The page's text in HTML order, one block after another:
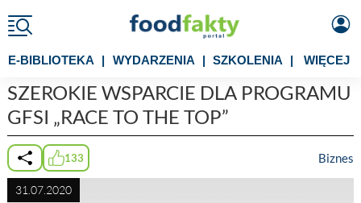
E-BIBLIOTEKA | WYDARZENIA | SZKOLENIA | WIĘCEJ
SZEROKIE WSPARCIE DLA PROGRAMU
GFSI „RACE TO THE TOP”
133 Biznes
31.07.2020